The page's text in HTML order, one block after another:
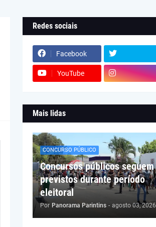
Redes sociais
Facebook
YouTube
Mais lidas
CONCURSO PÚBLICO
Concursos públicos seguem
previstos durante período
eleitoral
Por Panorama Parintins - agosto 03, 2026